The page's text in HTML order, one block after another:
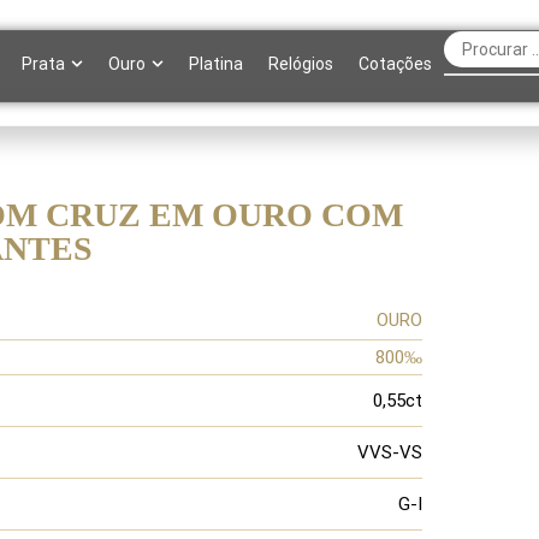
Prata Ouro Platina Relógios Cotações
CRUZ EM OURO COM
OURO
800‰
0,55ct
VVS-VS
G-I